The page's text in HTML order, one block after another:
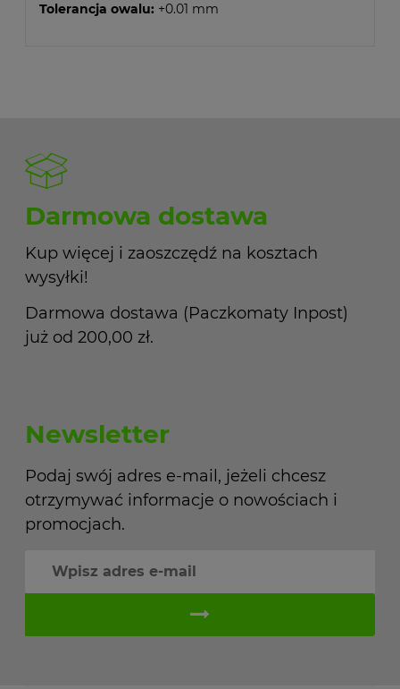
Tolerancja owalu: +0.01 mm
Darmowa dostawa
Kup więcej i zaoszczędź na kosztach
wysyłki!
Darmowa dostawa (Paczkomaty Inpost)
już od 200,00 zł.
Newsletter
Podaj swój adres e-mail, jeżeli chcesz
otrzymywać informacje o nowościach i
promocjach.